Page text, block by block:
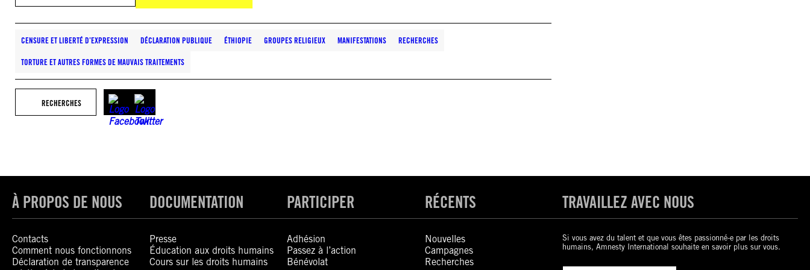
CENSURE ET LIBERTÉ D’EXPRESSION DÉCLARATION PUBLIQUE ÉTHIOPIE GROUPES RELIGIEUX MANIFESTATIONS RECHERCHES
TORTURE ET AUTRES FORMES DE MAUVAIS TRAITEMENTS
RECHERCHES
À PROPOS DE NOUS
Contacts
Comment nous fonctionnons
Déclaration de transparence
DOCUMENTATION
Presse
Éducation aux droits humains
Cours sur les droits humains
PARTICIPER
Adhésion
Passez à l’action
Bénévolat
RÉCENTS
Nouvelles
Campagnes
Recherches
TRAVAILLEZ AVEC NOUS
Si vous avez du talent et que vous êtes passionné-e par les droits
humains, Amnesty International souhaite en savoir plus sur vous.